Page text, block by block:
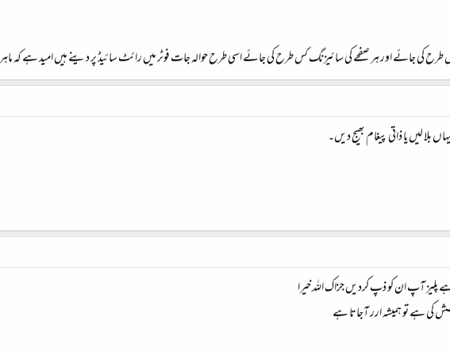
کی جائے اور ہر صفحے کی سائیزنگ کس طرح کی جائے اسی طرح حوالہ جات فوٹر میں رائٹ سائیڈ پر دینے ہیں امید ہے کہ
بلا لیں یا ذاتی پیغام بھیج دیں۔
آپ ان کو ذپ کردیں جزاک اللہ خیرا
ہے تو ہمیشہ ارر آجاتا ہے